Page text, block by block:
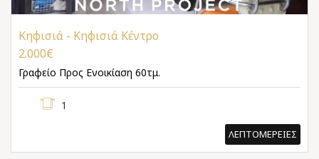
Κηφισιά - Κηφισιά Κέντρο
2.000€
Γραφείο Προς Ενοικίαση 60τμ.
1
ΛΕΠΤΟΜΕΡΕΙΕΣ